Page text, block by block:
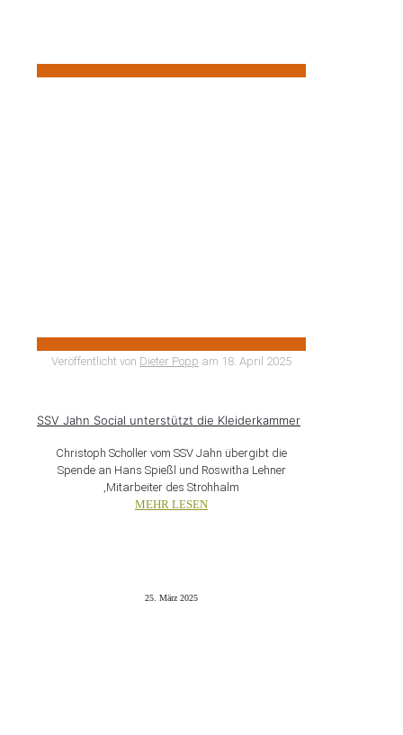
Veröffentlicht von Dieter Popp am 18. April 2025
SSV Jahn Social unterstützt die Kleiderkammer
Christoph Scholler vom SSV Jahn übergibt die
Spende an Hans Spießl und Roswitha Lehner
,Mitarbeiter des Strohhalm
MEHR LESEN
25. März 2025